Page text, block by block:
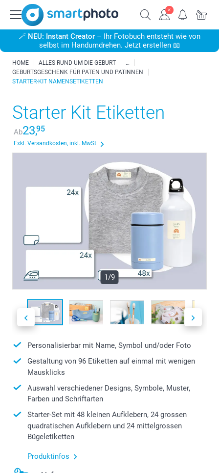
🪄 NEU: Instant Creator – Ihr Fotobuch entsteht wie von
selbst im Handumdrehen. Jetzt erstellen 📖
HOME
ALLES RUND UM DIE GEBURT
GEBURTSGESCHENK FÜR PATEN UND PATINNEN
STARTER-KIT NAMENSETIKETTEN
Starter Kit Etiketten
Ab23,95
Exkl. Versandkosten, inkl. MwSt
1/9
Personalisierbar mit Name, Symbol und/oder Foto
Gestaltung von 96 Etiketten auf einmal mit wenigen
Mausklicks
Auswahl verschiedener Designs, Symbole, Muster,
Farben und Schriftarten
Starter-Set mit 48 kleinen Aufklebern, 24 grossen
quadratischen Aufklebern und 24 mittelgrossen
Bügeletiketten
Produktinfos